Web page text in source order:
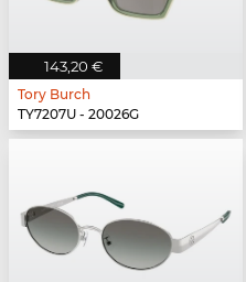
143,20 €
Tory Burch
TY7207U - 20026G